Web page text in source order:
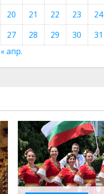
20
21 22 23 24
27
28 29 30
31
« апр.